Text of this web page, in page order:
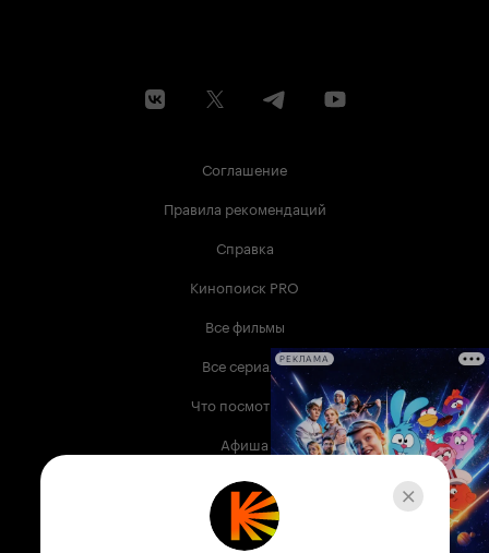
Соглашение
Правила рекомендаций
Справка
Кинопоиск PRO
Все фильмы
Все сериалы
Что посмотреть
Афиша
Музыка
Телепрограмма
РЕКЛАМА